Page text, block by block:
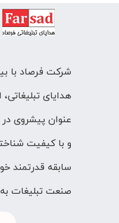
هدایای
عنوان پیشروی در
و با کیفیت
سابقه قدرتمند
صنعت تبلیغات